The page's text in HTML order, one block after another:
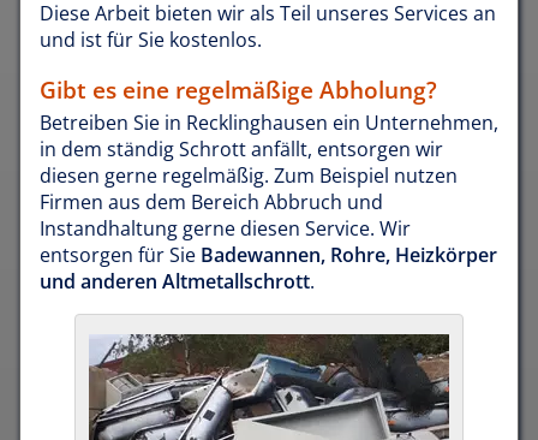
Diese Arbeit bieten wir als Teil unseres Services an
und ist für Sie kostenlos.
Gibt es eine regelmäßige Abholung?
Betreiben Sie in Recklinghausen ein Unternehmen,
in dem ständig Schrott anfällt, entsorgen wir
diesen gerne regelmäßig. Zum Beispiel nutzen
Firmen aus dem Bereich Abbruch und
Instandhaltung gerne diesen Service. Wir
entsorgen für Sie Badewannen, Rohre, Heizkörper
und anderen Altmetallschrott.